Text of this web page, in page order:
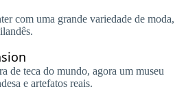
com uma grande variedade de moda,
de teca do mundo, agora um museu
e artefatos reais.